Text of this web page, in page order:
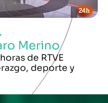
Merino
de RTVE
deporte y